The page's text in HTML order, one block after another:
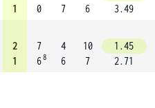
1
0
7
6
3.49
2
1
7
68
4
6
10
7
1.45
2.71